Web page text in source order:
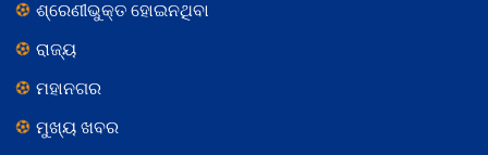
ଶ୍ରେଣୀଭୁକ୍ତ ହୋଇନଥିବା
ରାଜ୍ୟ
ମହାନଗର
ମୁଖ୍ୟ ଖବର